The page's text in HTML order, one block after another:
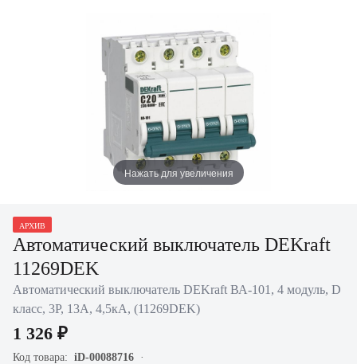
Нажать для увеличения
АРХИВ
Автоматический выключатель DEKraft
11269DEK
Автоматический выключатель DEKraft ВА-101, 4 модуль, D
класс, 3P, 13А, 4,5кА, (11269DEK)
1 326 ₽
Код товара: iD-00088716